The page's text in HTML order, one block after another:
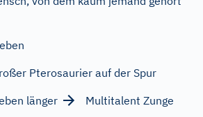
Pterosaurier auf der Spur
länger
Multitalent Zunge